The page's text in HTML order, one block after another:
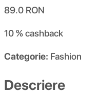
89.0 RON
10 %cashback
Categorie: Fashion
Descriere